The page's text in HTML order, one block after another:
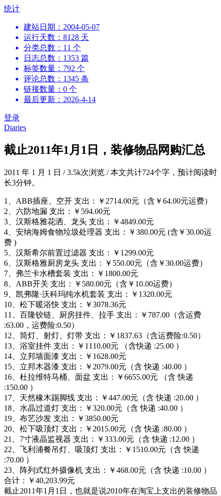
跳
统计
建站日期：2004-05-07
运行天数：8128 天
分类总数：11 个
日志总数：1353 篇
标签数量：792 个
评论总数：1345 条
链接数量：0 个
最后更新：2026-4-14
登录
Diaries
截止2011年1月1日，装修物品网购汇总
2011 年 1 月 1 日 /3.5k次浏览 /本文共计724个字，预计阅读时
长3分钟。
1、ABB插座、空开 支出：￥2714.00元（含￥64.00元运费）
2、六防地漏 支出：￥594.00元
3、汉斯格雅花洒、龙头 支出：￥4849.00元
4、安纳海姆食物垃圾处理器 支出：￥380.00元 (含￥30.00运
费 )
5、汉斯希尔前置过滤器 支出：￥1299.00元
6、汉斯格雅厨房龙头 支出：￥550.00元（含￥30.00运费）
7、弗兰卡水槽套装 支出：￥1800.00元
8、ABB开关 支出：￥580.00元（含￥10.00运费）
9、凯弗隆·沃科玛纯水机套装 支出：￥1320.00元
10、松下暖浴快 支出：￥3078.36元
11、百隆铰链、厨房挂件、拉手 支出：￥787.00（含运费
:63.00，运费险:0.50）
12、筒灯、射灯、灯带 支出：￥1837.63（含运费险:0.50）
13、浴室挂件 支出：￥1110.00元 （含快递 :25.00 ）
14、立邦墙面漆 支出：￥1628.00元
15、立邦木器漆 支出：￥2079.00元（含 快递 :40.00 ）
16、杜拉维特马桶、面盆 支出：￥6655.00元 （含 快递
:150.00 ）
17、天然橡木踢脚线 支出：￥447.00元（含 快递 :20.00 ）
18、水晶过道灯 支出：￥320.00元（含 快递 :40.00 ）
19、布艺沙发 支出：￥3850.00元
20、松下吸顶灯 支出：￥2015.00元（含 快递 :80.00 ）
21、7寸液晶监视器 支出：￥333.00元（含 快递 :12.00 ）
22、飞利浦餐吊灯、吸顶灯 支出：￥1510.00元（含 快递
:70.00 ）
23、阵列式红外摄像机 支出：￥468.00元（含 快递 :10.00 ）
合计：￥40,203.99元
截止2011年1月1日，也就是说2010年在淘宝上支出的装修物品